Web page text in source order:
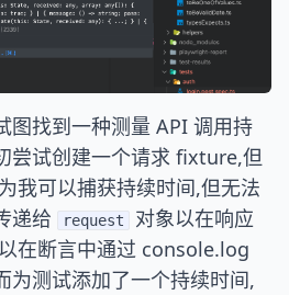
图找到一种测量 API 调用持
尝试创建一个请求 fixture,但
我可以捕获持续时间,但无法
递给
request
对象以在响应
在断言中通过 console.log
为测试添加了一个持续时间,